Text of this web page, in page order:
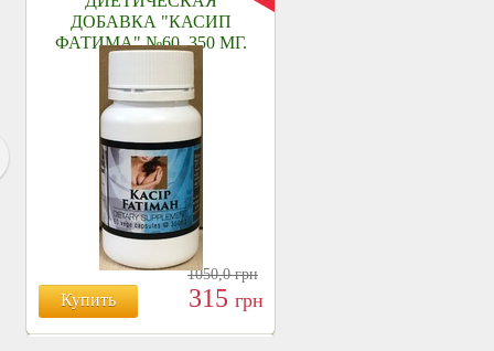
ДОБАВКА "КАСИП
ФАТИМА" №60, 350 МГ.
Купить
1050,0грн
315 грн